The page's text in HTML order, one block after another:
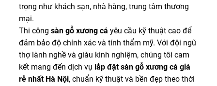
trọng như khách sạn, nhà hàng, trung tâm thương
mại.
Thi công sàn gỗ xương cá yêu cầu kỹ thuật cao để
đảm bảo độ chính xác và tính thẩm mỹ. Với đội ngũ
thợ lành nghề và giàu kinh nghiệm, chúng tôi cam
kết mang đến dịch vụ lắp đặt sàn gỗ xương cá giá
rẻ nhất Hà Nội, chuẩn kỹ thuật và bền đẹp theo thời